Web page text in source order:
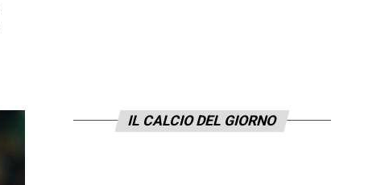
IL CALCIO DEL GIORNO